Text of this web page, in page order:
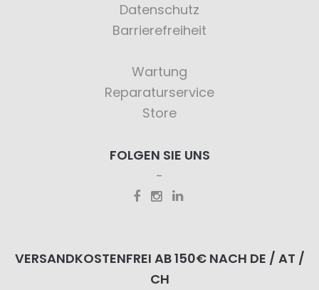
Datenschutz
Barrierefreiheit
Wartung
Reparaturservice
Store
FOLGEN SIE UNS
VERSANDKOSTENFREI AB 150€ NACH DE / AT /
CH